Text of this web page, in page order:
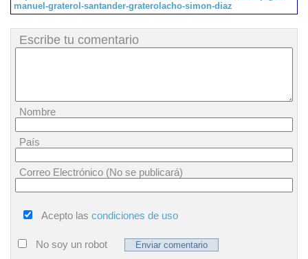
manuel-graterol-santander-graterolacho-simon-diaz
Escribe tu comentario
Nombre
País
Correo Electrónico (No se publicará)
Acepto las condiciones de uso
No soy un robot